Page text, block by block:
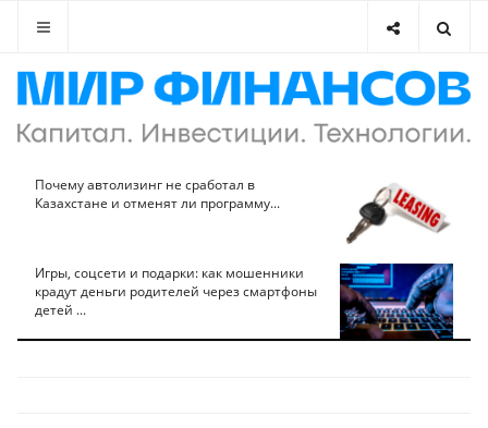
Почему автолизинг не сработал в
Казахстане и отменят ли программу...
Игры, соцсети и подарки: как мошенники
крадут деньги родителей через смартфоны
детей ...